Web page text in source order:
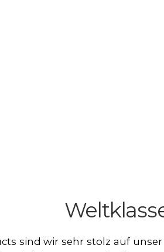
sind wir sehr stolz auf